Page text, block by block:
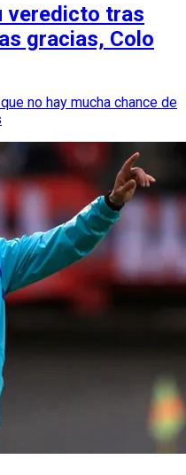
veredicto tras
gracias, Colo
no hay mucha chance de